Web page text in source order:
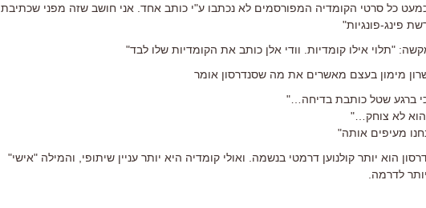
כל סרטי הקומדיה המפורסמים לא נכתבו ע"י כותב אחד. אני חושב שזה מפני שכתיבת
פינג-פונגיות"
"תלוי אילו קומדיות. וודי אלן כותב את הקומדיות שלו לבד"
מימון בעצם מאשרים את מה שסנדרסון אומר
ברגע שטל כותבת בדיחה…"
לא צוחק…"
מעיפים אותה"
הוא יותר קולנוען דרמטי בנשמה. ואולי קומדיה היא יותר עניין שיתופי, והמילה "אישי"
לדרמה.